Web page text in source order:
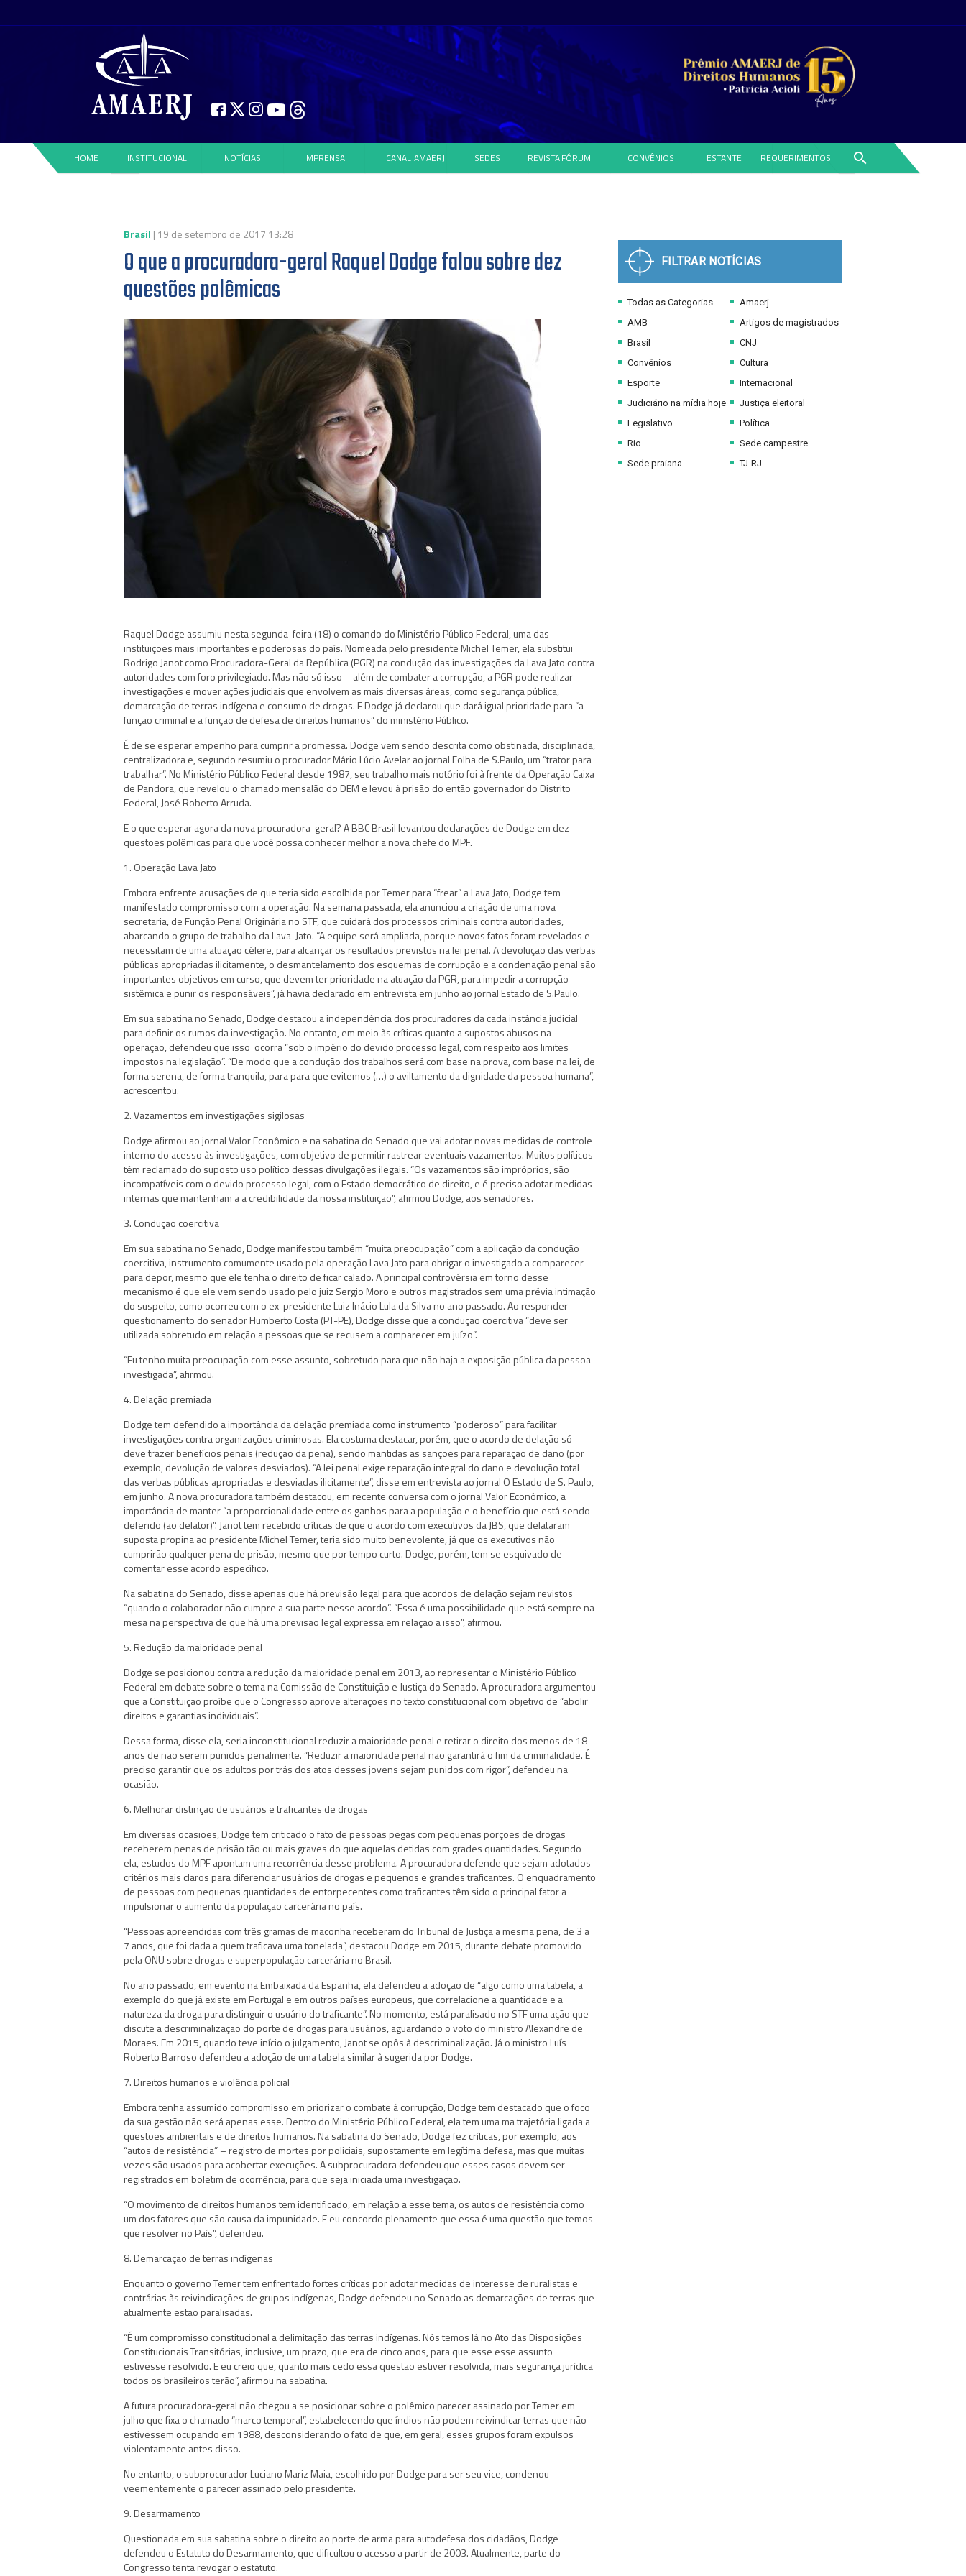
HOME INSTITUCIONAL NOTÍCIAS IMPRENSA CANAL AMAERJ SEDES REVISTAFÓRUM CONVÊNIOS ESTANTE REQUERIMENTOS search
Brasil | 19 de setembro de 2017 13:28
O que a procuradora-geral Raquel Dodge falou sobre dez
questões polêmicas
Raquel Dodge assumiu nesta segunda-feira (18) o comando do Ministério Público Federal, uma das
instituições mais importantes e poderosas do país. Nomeada pelo presidente Michel Temer, ela substitui
Rodrigo Janot como Procuradora-Geral da República (PGR) na condução das investigações da Lava Jato contra
autoridades com foro privilegiado. Mas não só isso – além de combater a corrupção, a PGR pode realizar
investigações e mover ações judiciais que envolvem as mais diversas áreas, como segurança pública,
demarcação de terras indígena e consumo de drogas. E Dodge já declarou que dará igual prioridade para “a
função criminal e a função de defesa de direitos humanos” do ministério Público.
É de se esperar empenho para cumprir a promessa. Dodge vem sendo descrita como obstinada, disciplinada,
centralizadora e, segundo resumiu o procurador Mário Lúcio Avelar ao jornal Folha de S.Paulo, um “trator para
trabalhar”. No Ministério Público Federal desde 1987, seu trabalho mais notório foi à frente da Operação Caixa
de Pandora, que revelou o chamado mensalão do DEM e levou à prisão do então governador do Distrito
Federal, José Roberto Arruda.
E o que esperar agora da nova procuradora-geral? A BBC Brasil levantou declarações de Dodge em dez
questões polêmicas para que você possa conhecer melhor a nova chefe do MPF.
1. Operação Lava Jato
Embora enfrente acusações de que teria sido escolhida por Temer para “frear” a Lava Jato, Dodge tem
manifestado compromisso com a operação. Na semana passada, ela anunciou a criação de uma nova
secretaria, de Função Penal Originária no STF, que cuidará dos processos criminais contra autoridades,
abarcando o grupo de trabalho da Lava-Jato. “A equipe será ampliada, porque novos fatos foram revelados e
necessitam de uma atuação célere, para alcançar os resultados previstos na lei penal. A devolução das verbas
públicas apropriadas ilicitamente, o desmantelamento dos esquemas de corrupção e a condenação penal são
importantes objetivos em curso, que devem ter prioridade na atuação da PGR, para impedir a corrupção
sistêmica e punir os responsáveis”, já havia declarado em entrevista em junho ao jornal Estado de S.Paulo.
Em sua sabatina no Senado, Dodge destacou a independência dos procuradores da cada instância judicial
para definir os rumos da investigação. No entanto, em meio às críticas quanto a supostos abusos na
operação, defendeu que isso ocorra “sob o império do devido processo legal, com respeito aos limites
impostos na legislação”. “De modo que a condução dos trabalhos será com base na prova, com base na lei, de
forma serena, de forma tranquila, para para que evitemos (…) o aviltamento da dignidade da pessoa humana”,
acrescentou.
2. Vazamentos em investigações sigilosas
Dodge afirmou ao jornal Valor Econômico e na sabatina do Senado que vai adotar novas medidas de controle
interno do acesso às investigações, com objetivo de permitir rastrear eventuais vazamentos. Muitos políticos
têm reclamado do suposto uso político dessas divulgações ilegais. “Os vazamentos são impróprios, são
incompatíveis com o devido processo legal, com o Estado democrático de direito, e é preciso adotar medidas
internas que mantenham a a credibilidade da nossa instituição”, afirmou Dodge, aos senadores.
3. Condução coercitiva
Em sua sabatina no Senado, Dodge manifestou também “muita preocupação” com a aplicação da condução
coercitiva, instrumento comumente usado pela operação Lava Jato para obrigar o investigado a comparecer
para depor, mesmo que ele tenha o direito de ficar calado. A principal controvérsia em torno desse
mecanismo é que ele vem sendo usado pelo juiz Sergio Moro e outros magistrados sem uma prévia intimação
do suspeito, como ocorreu com o ex-presidente Luiz Inácio Lula da Silva no ano passado. Ao responder
questionamento do senador Humberto Costa (PT-PE), Dodge disse que a condução coercitiva “deve ser
utilizada sobretudo em relação a pessoas que se recusem a comparecer em juízo”.
“Eu tenho muita preocupação com esse assunto, sobretudo para que não haja a exposição pública da pessoa
investigada”, afirmou.
4. Delação premiada
Dodge tem defendido a importância da delação premiada como instrumento “poderoso” para facilitar
investigações contra organizações criminosas. Ela costuma destacar, porém, que o acordo de delação só
deve trazer benefícios penais (redução da pena), sendo mantidas as sanções para reparação de dano (por
exemplo, devolução de valores desviados). “A lei penal exige reparação integral do dano e devolução total
das verbas públicas apropriadas e desviadas ilicitamente”, disse em entrevista ao jornal O Estado de S. Paulo,
em junho. A nova procuradora também destacou, em recente conversa com o jornal Valor Econômico, a
importância de manter “a proporcionalidade entre os ganhos para a população e o benefício que está sendo
deferido (ao delator)”. Janot tem recebido críticas de que o acordo com executivos da JBS, que delataram
suposta propina ao presidente Michel Temer, teria sido muito benevolente, já que os executivos não
cumprirão qualquer pena de prisão, mesmo que por tempo curto. Dodge, porém, tem se esquivado de
comentar esse acordo específico.
Na sabatina do Senado, disse apenas que há previsão legal para que acordos de delação sejam revistos
“quando o colaborador não cumpre a sua parte nesse acordo”. “Essa é uma possibilidade que está sempre na
mesa na perspectiva de que há uma previsão legal expressa em relação a isso”, afirmou.
5. Redução da maioridade penal
Dodge se posicionou contra a redução da maioridade penal em 2013, ao representar o Ministério Público
Federal em debate sobre o tema na Comissão de Constituição e Justiça do Senado. A procuradora argumentou
que a Constituição proíbe que o Congresso aprove alterações no texto constitucional com objetivo de “abolir
direitos e garantias individuais”.
Dessa forma, disse ela, seria inconstitucional reduzir a maioridade penal e retirar o direito dos menos de 18
anos de não serem punidos penalmente. “Reduzir a maioridade penal não garantirá o fim da criminalidade. É
preciso garantir que os adultos por trás dos atos desses jovens sejam punidos com rigor”, defendeu na
ocasião.
6. Melhorar distinção de usuários e traficantes de drogas
Em diversas ocasiões, Dodge tem criticado o fato de pessoas pegas com pequenas porções de drogas
receberem penas de prisão tão ou mais graves do que aquelas detidas com grades quantidades. Segundo
ela, estudos do MPF apontam uma recorrência desse problema. A procuradora defende que sejam adotados
critérios mais claros para diferenciar usuários de drogas e pequenos e grandes traficantes. O enquadramento
de pessoas com pequenas quantidades de entorpecentes como traficantes têm sido o principal fator a
impulsionar o aumento da população carcerária no país.
“Pessoas apreendidas com três gramas de maconha receberam do Tribunal de Justiça a mesma pena, de 3 a
7 anos, que foi dada a quem traficava uma tonelada”, destacou Dodge em 2015, durante debate promovido
pela ONU sobre drogas e superpopulação carcerária no Brasil.
No ano passado, em evento na Embaixada da Espanha, ela defendeu a adoção de “algo como uma tabela, a
exemplo do que já existe em Portugal e em outros países europeus, que correlacione a quantidade e a
natureza da droga para distinguir o usuário do traficante”. No momento, está paralisado no STF uma ação que
discute a descriminalização do porte de drogas para usuários, aguardando o voto do ministro Alexandre de
Moraes. Em 2015, quando teve início o julgamento, Janot se opôs à descriminalização. Já o ministro Luís
Roberto Barroso defendeu a adoção de uma tabela similar à sugerida por Dodge.
7. Direitos humanos e violência policial
Embora tenha assumido compromisso em priorizar o combate à corrupção, Dodge tem destacado que o foco
da sua gestão não será apenas esse. Dentro do Ministério Público Federal, ela tem uma ma trajetória ligada a
questões ambientais e de direitos humanos. Na sabatina do Senado, Dodge fez críticas, por exemplo, aos
“autos de resistência” – registro de mortes por policiais, supostamente em legítima defesa, mas que muitas
vezes são usados para acobertar execuções. A subprocuradora defendeu que esses casos devem ser
registrados em boletim de ocorrência, para que seja iniciada uma investigação.
“O movimento de direitos humanos tem identificado, em relação a esse tema, os autos de resistência como
um dos fatores que são causa da impunidade. E eu concordo plenamente que essa é uma questão que temos
que resolver no País”, defendeu.
8. Demarcação de terras indígenas
Enquanto o governo Temer tem enfrentado fortes críticas por adotar medidas de interesse de ruralistas e
contrárias às reivindicações de grupos indígenas, Dodge defendeu no Senado as demarcações de terras que
atualmente estão paralisadas.
“É um compromisso constitucional a delimitação das terras indígenas. Nós temos lá no Ato das Disposições
Constitucionais Transitórias, inclusive, um prazo, que era de cinco anos, para que esse esse assunto
estivesse resolvido. E eu creio que, quanto mais cedo essa questão estiver resolvida, mais segurança jurídica
todos os brasileiros terão”, afirmou na sabatina.
A futura procuradora-geral não chegou a se posicionar sobre o polêmico parecer assinado por Temer em
julho que fixa o chamado “marco temporal”, estabelecendo que índios não podem reivindicar terras que não
estivessem ocupando em 1988, desconsiderando o fato de que, em geral, esses grupos foram expulsos
violentamente antes disso.
No entanto, o subprocurador Luciano Mariz Maia, escolhido por Dodge para ser seu vice, condenou
veementemente o parecer assinado pelo presidente.
9. Desarmamento
Questionada em sua sabatina sobre o direito ao porte de arma para autodefesa dos cidadãos, Dodge
defendeu o Estatuto do Desarmamento, que dificultou o acesso a partir de 2003. Atualmente, parte do
Congresso tenta revogar o estatuto.
FILTRAR NOTÍCIAS
Todas as Categorias
AMB
Brasil
Convênios
Esporte
Judiciário na mídia hoje
Legislativo
Rio
Sede praiana
Amaerj
Artigos de magistrados
CNJ
Cultura
Internacional
Justiça eleitoral
Política
Sede campestre
TJ-RJ